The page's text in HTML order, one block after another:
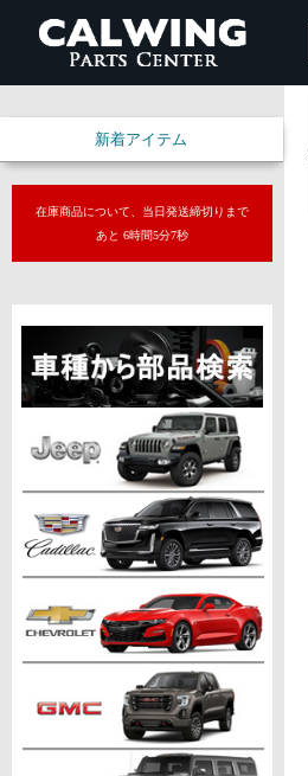
新着アイテム
在庫商品について、当日発送締切りまで
あと 6時間5分6秒